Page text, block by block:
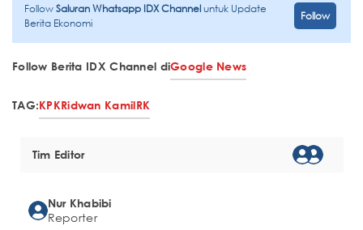
FollowSaluran Whatsapp IDX Channeluntuk Update
Berita Ekonomi
Follow
Follow Berita IDX Channel diGoogle News
TAG:KPKRidwan KamilRK
Tim Editor
Nur Khabibi
Reporter